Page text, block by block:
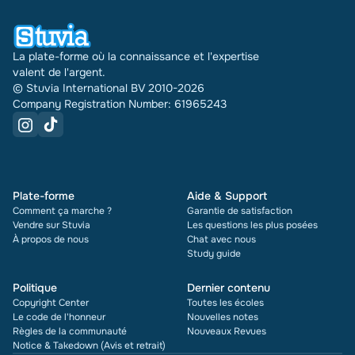
vendu.
La plate-forme où la connaissance et l'expertise
valent de l'argent.
© Stuvia International BV 2010-2026
Company Registration Number: 61965243
Plate-forme
Comment ça marche ?
Vendre sur Stuvia
À propos de nous
Aide & Support
Garantie de satisfaction
Les questions les plus posées
Chat avec nous
Study guide
Politique
Copyright Center
Le code de l'honneur
Règles de la communauté
Notice & Takedown (Avis et retrait)
Dernier contenu
Toutes les écoles
Nouvelles notes
Nouveaux Revues